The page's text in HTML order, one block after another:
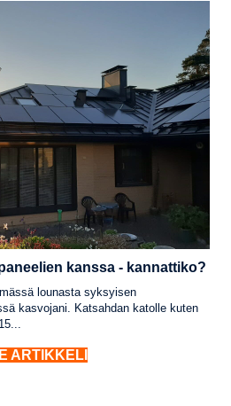
kanssa - kannattiko?
lounasta syksyisen
kasvojani. Katsahdan katolle kuten
ARTIKKELI